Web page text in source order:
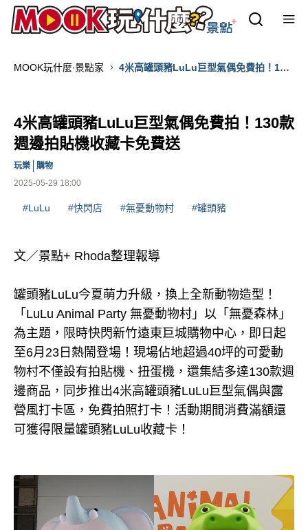
MOOK玩什麼‧景點家
4米高罐頭豬LuLu巨型氣偶免費拍！130
4米高罐頭豬LuLu巨型氣偶免費拍！130款
週邊拍貼機收藏卡免費送
2025-05-29 18:00
玩樂 購物
#LuLu #快閃店 #無憂動物村 #罐頭豬
文／景點+ Rhoda整理報導
罐頭豬LuLu今夏萌力升級，換上全新動物造型！
「LuLu Animal Party 無憂動物村」以「無憂森林」
為主題，限時快閃新竹遠東巨城購物中心，即日起
至6月23日熱鬧登場！現場佔地超過40坪的可愛動
物村不僅設有拍貼機、扭蛋機，還集結多達130款週
邊商品，同步推出4米高罐頭豬LuLu巨型氣偶與露
營風打卡區，免費拍照打卡！活動期間消費滿額還
可獲得限量罐頭豬LuLu收藏卡！